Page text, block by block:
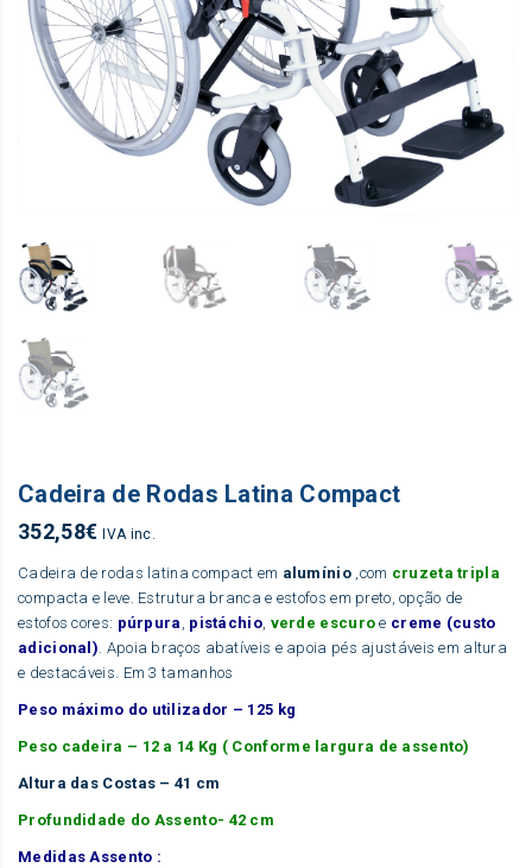
Cadeira de Rodas Latina Compact
352,58€ IVA inc.
Cadeira de rodas latina compact em alumínio,com cruzeta tripla
compacta e leve. Estrutura branca e estofos em preto, opção de
estofos cores: púrpura pistáchio, verde escuro e creme (custo
adicional) . Apoia braços abatíveis e apoia pés ajustáveis em altura
e destacáveis. Em 3 tamanhos
Peso máximo do utilizador – 125 kg
Peso cadeira – 12 a 14 Kg ( Conforme largura de assento)
Altura das Costas – 41 cm
Profundidade do Assento- 42 cm
Medidas Assento :